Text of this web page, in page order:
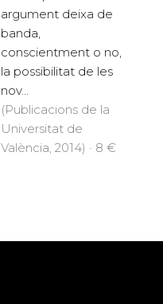
argument deixa de
banda,
conscientment o no,
la possibilitat de les
nov...
(Publicacions de la
Universitat de
València, 2014) · 8 €